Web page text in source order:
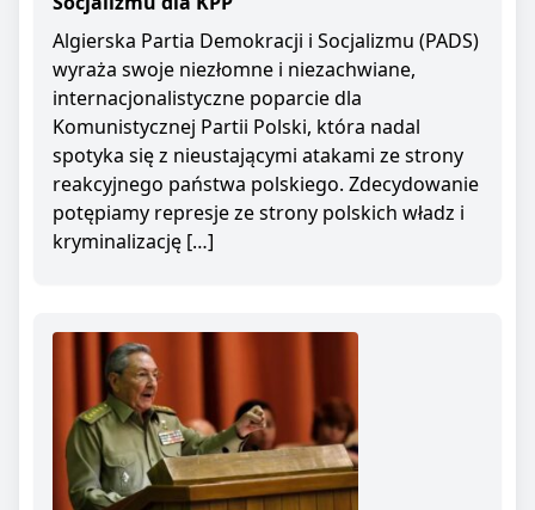
Algierska Partia Demokracji i Socjalizmu (PADS)
wyraża swoje niezłomne i niezachwiane,
internacjonalistyczne poparcie dla
Komunistycznej Partii Polski, która nadal
spotyka się z nieustającymi atakami ze strony
reakcyjnego państwa polskiego. Zdecydowanie
potępiamy represje ze strony polskich władz i
kryminalizację […]